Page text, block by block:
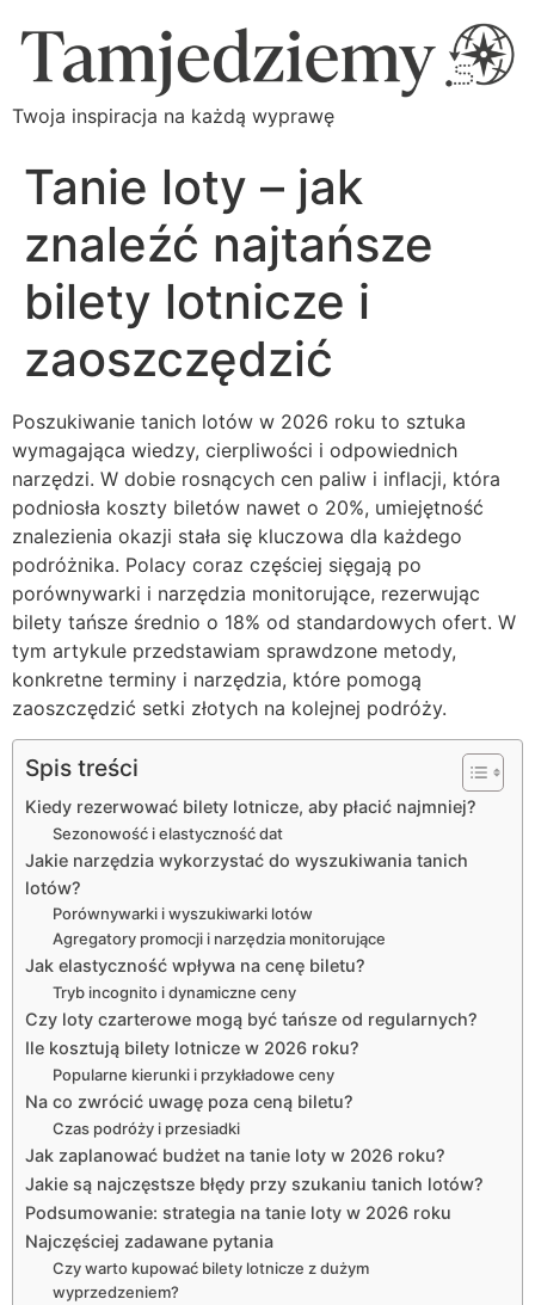
Twoja inspiracja na każdą wyprawę
Tanie loty – jak
znaleźć najtańsze
bilety lotnicze i
zaoszczędzić
Poszukiwanie tanich lotów w 2026 roku to sztuka
wymagająca wiedzy, cierpliwości i odpowiednich
narzędzi. W dobie rosnących cen paliw i inflacji, która
podniosła koszty biletów nawet o 20%, umiejętność
znalezienia okazji stała się kluczowa dla każdego
podróżnika. Polacy coraz częściej sięgają po
porównywarki i narzędzia monitorujące, rezerwując
bilety tańsze średnio o 18% od standardowych ofert. W
tym artykule przedstawiam sprawdzone metody,
konkretne terminy i narzędzia, które pomogą
zaoszczędzić setki złotych na kolejnej podróży.
Spis treści
Kiedy rezerwować bilety lotnicze, aby płacić najmniej?
Sezonowość i elastyczność dat
Jakie narzędzia wykorzystać do wyszukiwania tanich
lotów?
Porównywarki i wyszukiwarki lotów
Agregatory promocji i narzędzia monitorujące
Jak elastyczność wpływa na cenę biletu?
Tryb incognito i dynamiczne ceny
Czy loty czarterowe mogą być tańsze od regularnych?
Ile kosztują bilety lotnicze w 2026 roku?
Popularne kierunki i przykładowe ceny
Na co zwrócić uwagę poza ceną biletu?
Czas podróży i przesiadki
Jak zaplanować budżet na tanie loty w 2026 roku?
Jakie są najczęstsze błędy przy szukaniu tanich lotów?
Podsumowanie: strategia na tanie loty w 2026 roku
Najczęściej zadawane pytania
Czy warto kupować bilety lotnicze z dużym
wyprzedzeniem?